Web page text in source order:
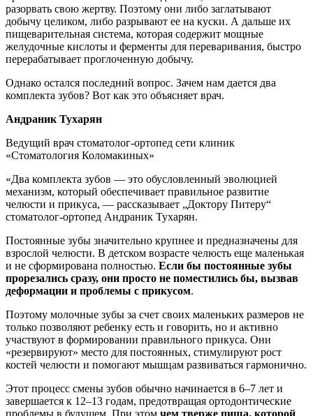
разорвать свою жертву. Поэтому они либо заглатывают
добычу целиком, либо разрывают ее на куски. А дальше их
пищеварительная система, которая содержит мощные
желудочные кислоты и ферменты для переваривания, быстро
перерабатывает проглоченную добычу.
Однако остался последний вопрос. Зачем нам дается два
комплекта зубов? Вот как это объясняет врач.
Андраник Тухарян
Ведущий врач стоматолог-ортопед сети клиник
«Стоматология Коломакиных»
«Два комплекта зубов — это обусловленный эволюцией
механизм, который обеспечивает правильное развитие
челюсти и прикуса, — рассказывает „Доктору Питеру“
стоматолог-ортопед Андраник Тухарян.
Постоянные зубы значительно крупнее и предназначены для
взрослой челюсти. В детском возрасте челюсть еще маленькая
и не сформирована полностью. Если бы постоянные зубы
прорезались сразу, они просто не поместились бы, вызвав
деформации и проблемы с прикусом.
Поэтому молочные зубы за счет своих маленьких размеров не
только позволяют ребенку есть и говорить, но и активно
участвуют в формировании правильного прикуса. Они
«резервируют» место для постоянных, стимулируют рост
костей челюсти и помогают мышцам развиваться гармонично.
Этот процесс смены зубов обычно начинается в 6–7 лет и
завершается к 12–13 годам, предотвращая ортодонтические
проблемы в будущем. При этом чем тверже пища, которой